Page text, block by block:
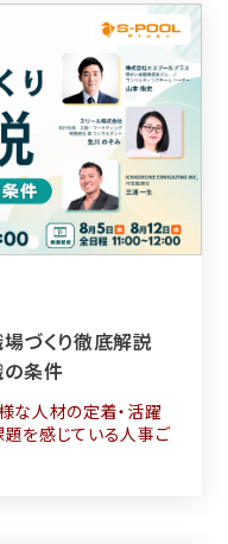
づくり徹底解説
条件
な人材の定着・活躍
題を感じている人事ご